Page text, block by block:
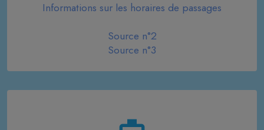
Informations sur les horaires de passages
Source n°2
Source n°3